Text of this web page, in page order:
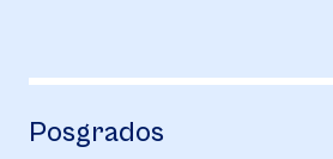
Posgrados